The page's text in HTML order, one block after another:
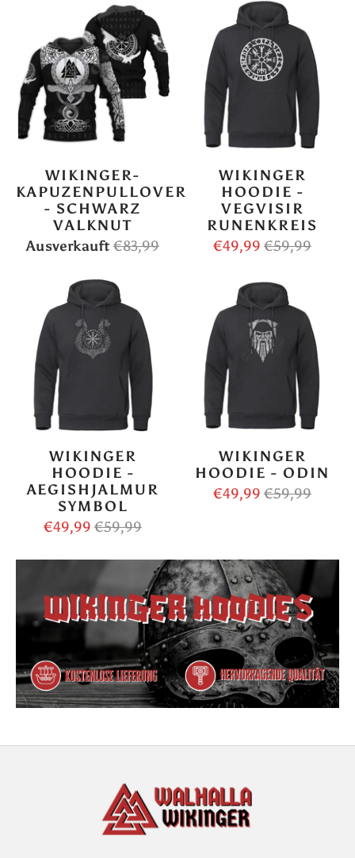
WIKINGER-
KAPUZENPULLOVER
- SCHWARZ
VALKNUT
Ausverkauft €83,99
WIKINGER
HOODIE -
VEGVISIR
RUNENKREIS
€49,99 €59,99
WIKINGER
HOODIE -
AEGISHJALMUR
SYMBOL
€49,99 €59,99
WIKINGER
HOODIE - ODIN
€49,99 €59,99